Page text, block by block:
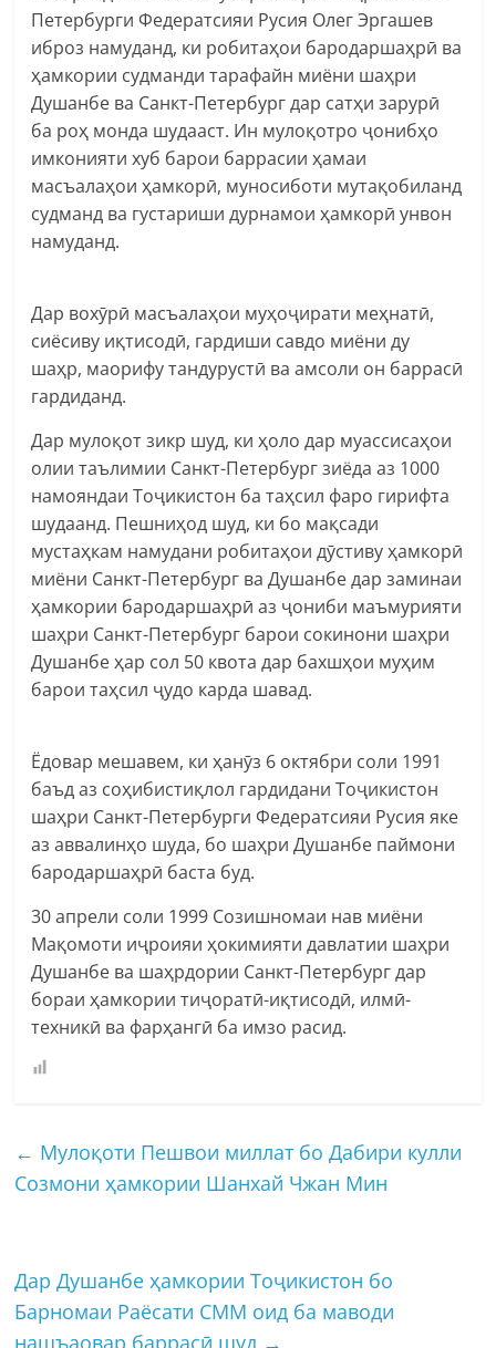
Петербурги Федератсияи Русия Олег Эргашев
иброз намуданд, ки робитаҳои бародаршаҳрӣ ва
ҳамкории судманди тарафайн миёни шаҳри
Душанбе ва Санкт-Петербург дар сатҳи зарурӣ
ба роҳ монда шудааст. Ин мулоқотро ҷонибҳо
имконияти хуб барои баррасии ҳамаи
масъалаҳои ҳамкорӣ, муносиботи мутақобиланд
судманд ва густариши дурнамои ҳамкорӣ унвон
намуданд.
Дар вохӯрӣ масъалаҳои муҳоҷирати меҳнатӣ,
сиёсиву иқтисодӣ, гардиши савдо миёни ду
шаҳр, маорифу тандурустӣ ва амсоли он баррасӣ
гардиданд.
Дар мулоқот зикр шуд, ки ҳоло дар муассисаҳои
олии таълимии Санкт-Петербург зиёда аз 1000
намояндаи Тоҷикистон ба таҳсил фаро гирифта
шудаанд. Пешниҳод шуд, ки бо мақсади
мустаҳкам намудани робитаҳои дӯстиву ҳамкорӣ
миёни Санкт-Петербург ва Душанбе дар заминаи
ҳамкории бародаршаҳрӣ аз ҷониби маъмурияти
шаҳри Санкт-Петербург барои сокинони шаҳри
Душанбе ҳар сол 50 квота дар бахшҳои муҳим
барои таҳсил ҷудо карда шавад.
Ёдовар мешавем, ки ҳанӯз 6 октябри соли 1991
баъд аз соҳибистиқлол гардидани Тоҷикистон
шаҳри Санкт-Петербурги Федератсияи Русия яке
аз аввалинҳо шуда, бо шаҳри Душанбе паймони
бародаршаҳрӣ баста буд.
30 апрели соли 1999 Созишномаи нав миёни
Мақомоти иҷроияи ҳокимияти давлатии шаҳри
Душанбе ва шаҳрдории Санкт-Петербург дар
бораи ҳамкории тиҷоратӣ-иқтисодӣ, илмӣ-
техникӣ ва фарҳангӣ ба имзо расид.
← Мулоқоти Пешвои миллат бо Дабири кулли
Созмони ҳамкории Шанхай Чжан Мин
Дар Душанбе ҳамкории Тоҷикистон бо
Барномаи Раёсати СММ оид ба маводи
нашъаовар баррасӣ шуд →